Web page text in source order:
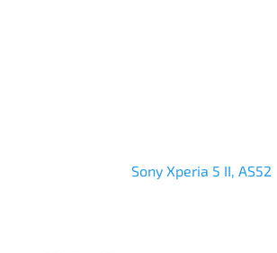
Sony Xperia 5 II, AS52